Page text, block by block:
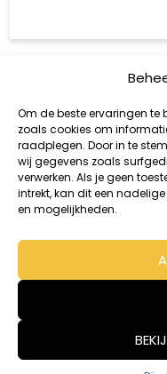
Om de beste ervaringen te
zoals cookies om
raadplegen. Door in te
wij gegevens zoals
verwerken. Als je geen
intrekt, kan dit een
en mogelijkheden.
© 2026 - Malaj Projects